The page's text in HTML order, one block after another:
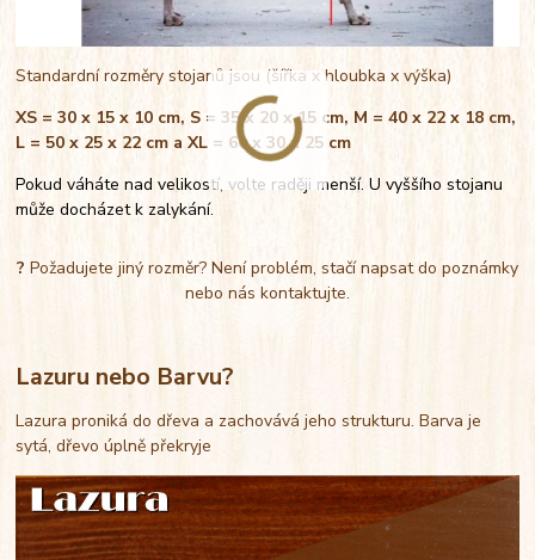
Standardní rozměry stojanů jsou (šířka x hloubka x výška)
XS = 30 x 15 x 10 cm, S = 35 x 20 x 15 cm, M = 40 x 22 x 18 cm,
L = 50 x 25 x 22 cm a XL = 60 x 30 x 25 cm
Pokud váháte nad velikostí, volte raději menší. U vyššího stojanu
může docházet k zalykání.
? Požadujete jiný rozměr? Není problém, stačí napsat do poznámky
nebo nás kontaktujte.
Lazuru nebo Barvu?
Lazura proniká do dřeva a zachovává jeho strukturu. Barva je
sytá, dřevo úplně překryje